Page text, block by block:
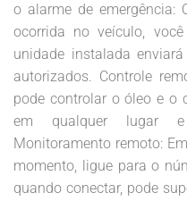
o alarme de emergência:
ocorrida no veículo,
unidade instalada
autorizados. Controle
pode controlar o óleo e o
em qualquer lugar
Monitoramento remoto:
momento, ligue para o
quando conectar, pode